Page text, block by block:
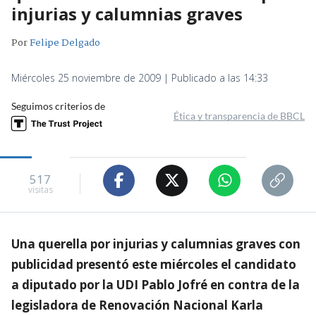
injurias y calumnias graves
PorFelipe Delgado
Miércoles 25 noviembre de 2009 | Publicado a las 14:33
Seguimos criterios de
Ética y transparencia de BBCL
517
visitas
Una querella por injurias y calumnias graves con
publicidad presentó este miércoles el candidato
a diputado por la UDI Pablo Jofré en contra de la
legisladora de Renovación Nacional Karla